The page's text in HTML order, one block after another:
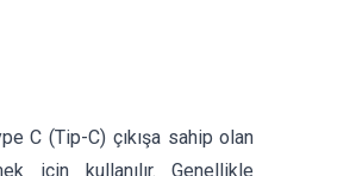
C (Tip-C) çıkışa sahip olan
için kullanılır. Genellikle